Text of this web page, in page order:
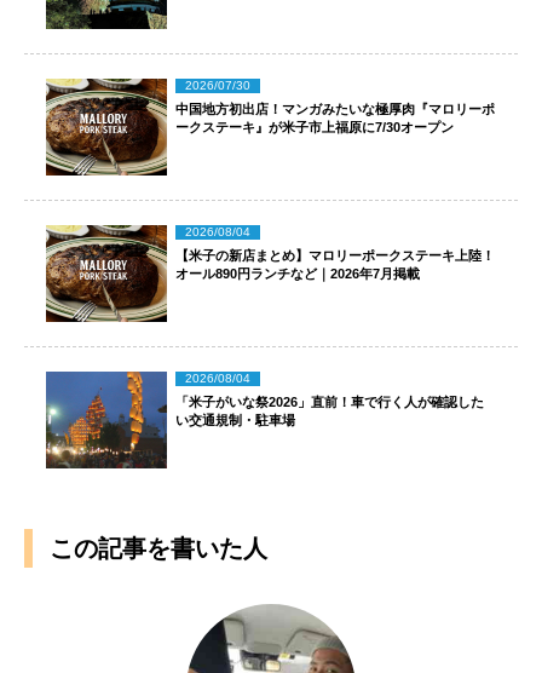
2026/07/30
中国地方初出店！マンガみたいな極厚肉『マロリーポ
ークステーキ』が米子市上福原に7/30オープン
2026/08/04
【米子の新店まとめ】マロリーポークステーキ上陸！
オール890円ランチなど｜2026年7月掲載
2026/08/04
「米子がいな祭2026」直前！車で行く人が確認した
い交通規制・駐車場
この記事を書いた人